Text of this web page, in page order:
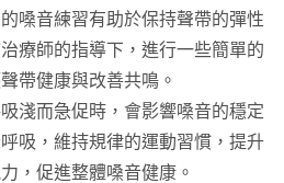
嗓音練習有助於保持聲帶的彈性
療師的指導下，進行一些簡單的
帶健康與改善共鳴。
淺而急促時，會影響嗓音的穩定
吸，維持規律的運動習慣，提升
，促進整體嗓音健康。